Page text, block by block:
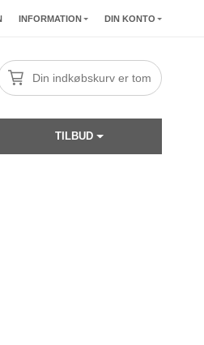
INFORMATION DIN KONTO
Din indkøbskurv er tom
TILBUD